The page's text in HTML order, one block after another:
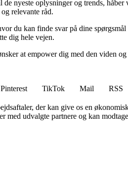
nyeste oplysninger og trends,
relevante råd.
du kan finde svar på dine
dig hele vejen.
at empower dig med den viden
Pinterest TikTok Mail
RSS
der kan give os en
udvalgte partnere og kan